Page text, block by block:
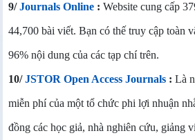
9/Journals Online : Website cung cấp
44,700 bài viết. Bạn có thế truy cập toàn
96% nội dung của các tạp chí trên.
10/JSTOR Open Access Journals : Là
miễn phí của một tổ chức phi lợi nhuận
đồng các học giả, nhà nghiên cứu, giảng